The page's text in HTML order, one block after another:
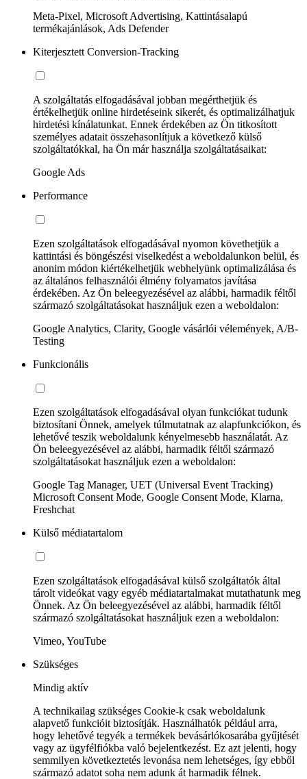
Meta-Pixel, Microsoft Advertising, Kattintásalapú
termékajánlások, Ads Defender
Kiterjesztett Conversion-Tracking
A szolgáltatás elfogadásával jobban megérthetjük és
értékelhetjük online hirdetéseink sikerét, és optimalizálhatjuk
hirdetési kínálatunkat. Ennek érdekében az Ön titkosított
személyes adatait összehasonlítjuk a következő külső
szolgáltatókkal, ha Ön már használja szolgáltatásaikat:
Google Ads
Performance
Ezen szolgáltatások elfogadásával nyomon követhetjük a
kattintási és böngészési viselkedést a weboldalunkon belül, és
anonim módon kiértékelhetjük webhelyünk optimalizálása és
az általános felhasználói élmény folyamatos javítása
érdekében. Az Ön beleegyezésével az alábbi, harmadik féltől
származó szolgáltatásokat használjuk ezen a weboldalon:
Google Analytics, Clarity, Google vásárlói vélemények, A/B-
Testing
Funkcionális
Ezen szolgáltatások elfogadásával olyan funkciókat tudunk
biztosítani Önnek, amelyek túlmutatnak az alapfunkciókon, és
lehetővé teszik weboldalunk kényelmesebb használatát. Az
Ön beleegyezésével az alábbi, harmadik féltől származó
szolgáltatásokat használjuk ezen a weboldalon:
Google Tag Manager, UET (Universal Event Tracking)
Microsoft Consent Mode, Google Consent Mode, Klarna,
Freshchat
Külső médiatartalom
Ezen szolgáltatások elfogadásával külső szolgáltatók által
tárolt videókat vagy egyéb médiatartalmakat mutathatunk meg
Önnek. Az Ön beleegyezésével az alábbi, harmadik féltől
származó szolgáltatásokat használjuk ezen a weboldalon:
Vimeo, YouTube
Szükséges
Mindig aktív
A technikailag szükséges Cookie-k csak weboldalunk
alapvető funkcióit biztosítják. Használhatók például arra,
hogy lehetővé tegyék a termékek bevásárlókosarába gyűjtését
vagy az ügyfélfiókba való bejelentkezést. Ez azt jelenti, hogy
semmilyen következtetés levonása nem lehetséges, így ebből
származó adatot soha nem adunk át harmadik félnek.